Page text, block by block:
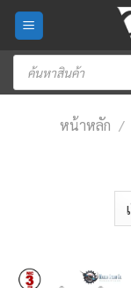
Skip
content
Products
search
หน้าหลัก /